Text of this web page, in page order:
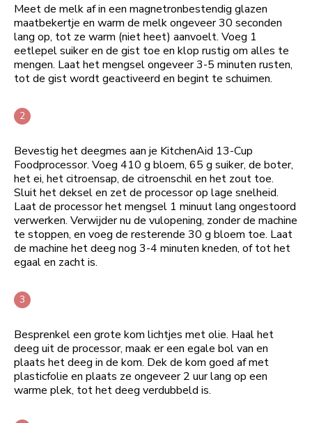
Meet de melk af in een magnetronbestendig glazen
maatbekertje en warm de melk ongeveer 30 seconden
lang op, tot ze warm (niet heet) aanvoelt. Voeg 1
eetlepel suiker en de gist toe en klop rustig om alles te
mengen. Laat het mengsel ongeveer 3-5 minuten rusten,
tot de gist wordt geactiveerd en begint te schuimen.
Bevestig het deegmes aan je KitchenAid 13-Cup
Foodprocessor. Voeg 410 g bloem, 65 g suiker, de boter,
het ei, het citroensap, de citroenschil en het zout toe.
Sluit het deksel en zet de processor op lage snelheid.
Laat de processor het mengsel 1 minuut lang ongestoord
verwerken. Verwijder nu de vulopening, zonder de machine
te stoppen, en voeg de resterende 30 g bloem toe. Laat
de machine het deeg nog 3-4 minuten kneden, of tot het
egaal en zacht is.
Besprenkel een grote kom lichtjes met olie. Haal het
deeg uit de processor, maak er een egale bol van en
plaats het deeg in de kom. Dek de kom goed af met
plasticfolie en plaats ze ongeveer 2 uur lang op een
warme plek, tot het deeg verdubbeld is.